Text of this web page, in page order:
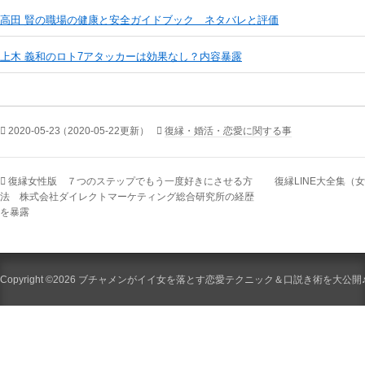
高田 賢の職場の健康と安全ガイドブック ネタバレと評価
上木 義和のロト7アタッカーは効果なし？内容暴露
2020-05-23（2020-05-22更新） 復縁・婚活・恋愛に関する事
復縁女性版 ７つのステップでもう一度好きにさせる方
法 株式会社ダイレクトマーケティング総合研究所の経歴
を暴露
復縁LINE大全集（
Copyright ©2026 ブチャメンがイイ女を落とす恋愛テクニック＆口説き術を大公